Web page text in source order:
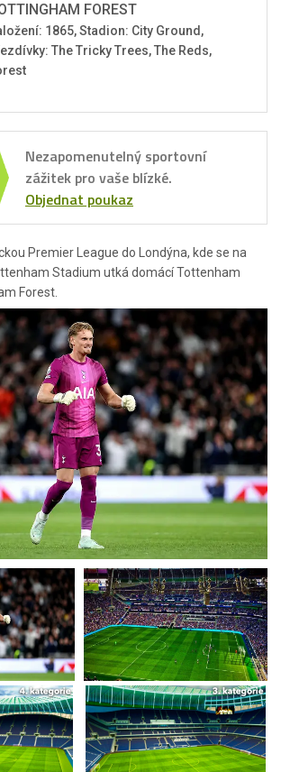
Premier League do Londýna, kde se na
Stadium utká domácí Tottenham
Forest.
FOREST
1865, Stadion: City Ground,
The Tricky Trees, The Reds,
Nezapomenutelný sportovní
zážitek pro vaše blízké.
Objednat poukaz